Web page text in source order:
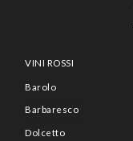
VINI ROSSI
Barolo
Barbaresco
Dolcetto